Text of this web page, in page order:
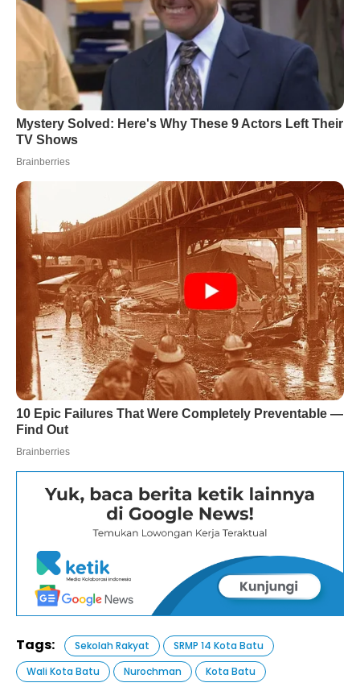
Tags: Sekolah Rakyat
SRMP 14 Kota Batu
Wali Kota Batu
Nurochman Kota Batu